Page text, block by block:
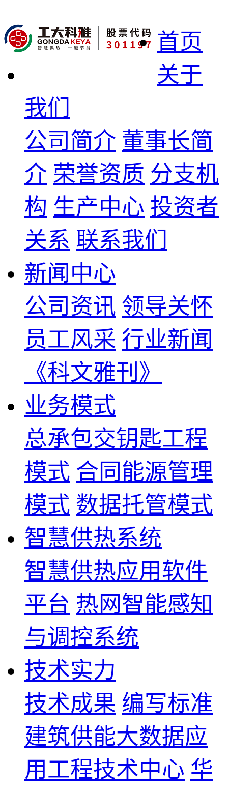
首页
关于
我们
公司简介 董事长简
介 荣誉资质 分支机
构 生产中心 投资者
关系 联系我们
新闻中心
公司资讯 领导关怀
员工风采 行业新闻
《科文雅刊》
业务模式
总承包交钥匙工程
模式 合同能源管理
模式 数据托管模式
智慧供热系统
智慧供热应用软件
平台 热网智能感知
与调控系统
技术实力
技术成果 编写标准
建筑供能大数据应
用工程技术中心 华